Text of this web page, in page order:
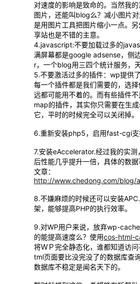
对速度的影响是致命的。当然我
图片，还能叫blog么？减小图片
是用图片工具把图片缩小一点。
享站也是不错的主意。
4.javascript:不要加载过多的
满屏幕都是google adsense，侧
r，一个blog用三四个统计服务，
5.不要激活过多的插件：wp提供
每一个插件都是我们需要的，选
远都可能用不着的。而有些插件
map的插件，其实你只需要在生
它，平时的时候完全可以关闭掉。
6.重新安装php5，启用fast-cgi支
7.安装eAccelerator.经过我的实
后性能几乎提升一倍，具体的数
文章：
http://www.chedong.com/blog/
8.不嫌麻烦的时候还可以安装
架，能够提高PHP的执行效率。
9.对WP用户来说，放弃wp-
的能提高速度么？使用cos-html-
将ＷＰ完全静态化，谁都知道访
tml页面要比没完没了的数据库查
数据库不稳定是闻名天下的。